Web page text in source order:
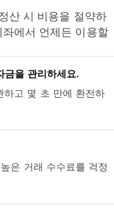
산 시 비용을 절약하
에서 언제든 이용할
금을 관리하세요.
하고 몇 초 만에 환전하
은 거래 수수료를 걱정